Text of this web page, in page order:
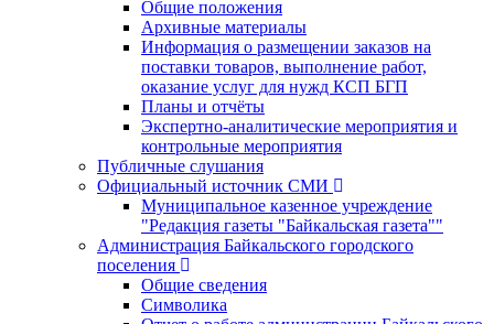
Общие положения
Архивные материалы
Информация о размещении заказов на
поставки товаров, выполнение работ,
оказание услуг для нужд КСП БГП
Планы и отчёты
Экспертно-аналитические мероприятия и
контрольные мероприятия
Публичные слушания
Официальный источник СМИ
Муниципальное казенное учреждение
"Редакция газеты "Байкальская газета""
Администрация Байкальского городского
поселения
Общие сведения
Символика